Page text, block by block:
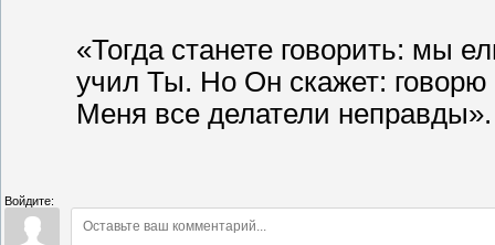
«Тогда станете говорить: мы
учил Ты. Но Он скажет: говорю
Меня все делатели неправды».
Войдите: